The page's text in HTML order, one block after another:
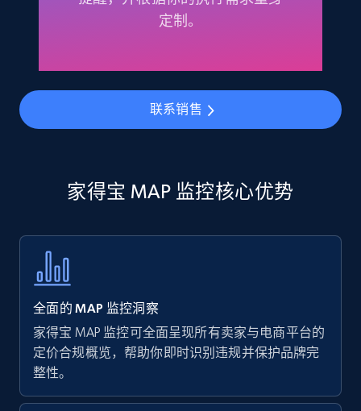
Amazon products - find products by using
price, Currency, Availability, Reviews count, and
more.
35.3K+ 5.7K+ 立即开始
URL, Product name, Product rating, Product
rating object, Product rating max, Rating,
Author name, Asin, and more.
7.4K+ 872+
Walmart - products
定制。
联系销售
家得宝 MAP 监控核心优势
全面的 MAP 监控洞察
家得宝 MAP 监控可全面呈现所有卖家与电商平台的
定价合规概览，帮助你即时识别违规并保护品牌完
整性。